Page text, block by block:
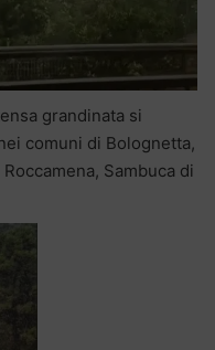
grandinata si
comuni di Bolognetta,
Sambuca di